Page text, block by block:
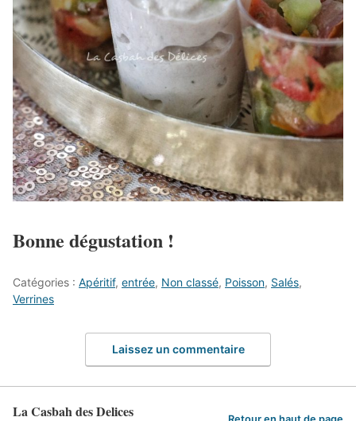
Bonne dégustation !
Catégories : Apéritif, entrée, Non classé, Poisson, Salés,
Verrines
Laissez un commentaire
La Casbah des Delices